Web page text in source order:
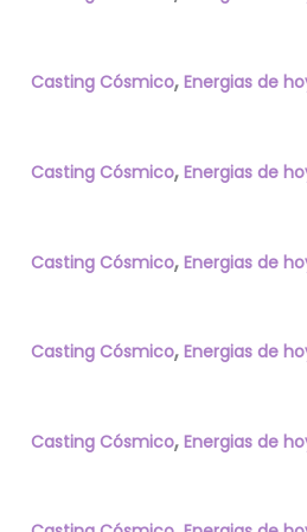
Casting Cósmico, Energias de
Casting Cósmico, Energias de
Casting Cósmico, Energias de
Casting Cósmico, Energias de
Casting Cósmico, Energias de